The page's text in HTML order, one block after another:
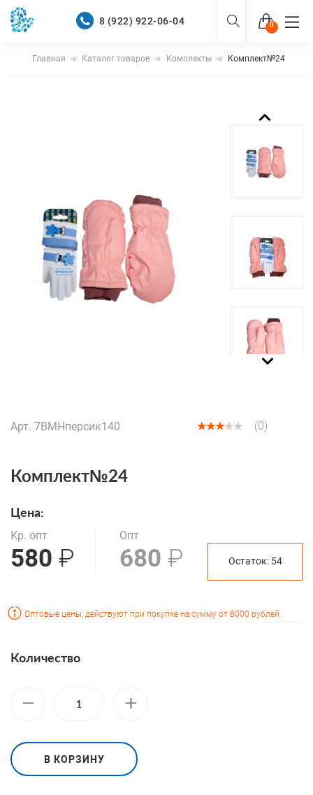
8 (922) 922-06-04 0
Главная Каталог товаров Комплекты Комплект№24
Арт. 7ВМНперсик140 (0)
Комплект№24
Цена:
Кр. опт
580 ₽
Опт
680 ₽ Остаток: 54
Оптовые цены, действуют при покупке на сумму от 8000 рублей.
Количество
В КОРЗИНУ
ПОКУПАТЕЛЯМ
8 (922) 922-06-04
Бесплатно по России
Оптовый прайс-лист